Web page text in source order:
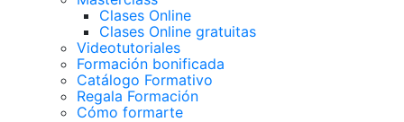
Clases Online
Clases Online gratuitas
Videotutoriales
Formación bonificada
Catálogo Formativo
Regala Formación
Cómo formarte